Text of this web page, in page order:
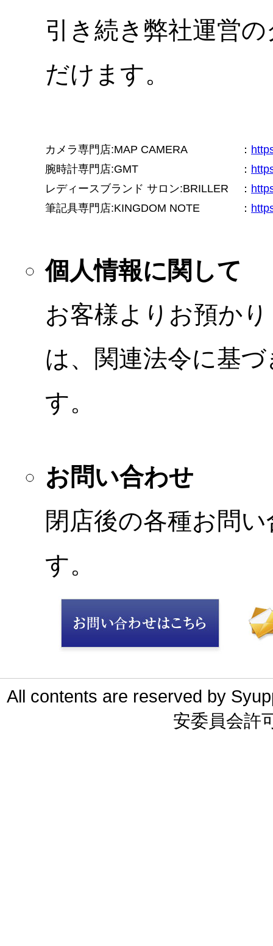
引き続き弊社運営
だけます。
カメラ専門店:MAP CAMERA ：
腕時計専門店:GMT
：
レディースブランド サロン:BRILLER
：
筆記具専門店:KINGDOM NOTE
：
個人情報に関して
お客様よりお預か
は、関連法令に基
す。
お問い合わせ
閉店後の各種お問
す。
All contents are reserved by
安委員会許